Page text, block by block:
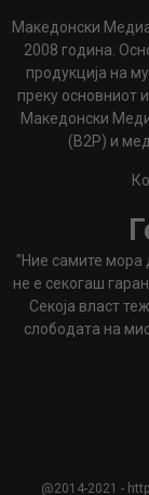
Македонски
2008 година.
продукција на
преку основниот
Македонски
(B2P) и
"Ние самите мора
не е секогаш
Секоја власт
слободата на
@2014-2021 -